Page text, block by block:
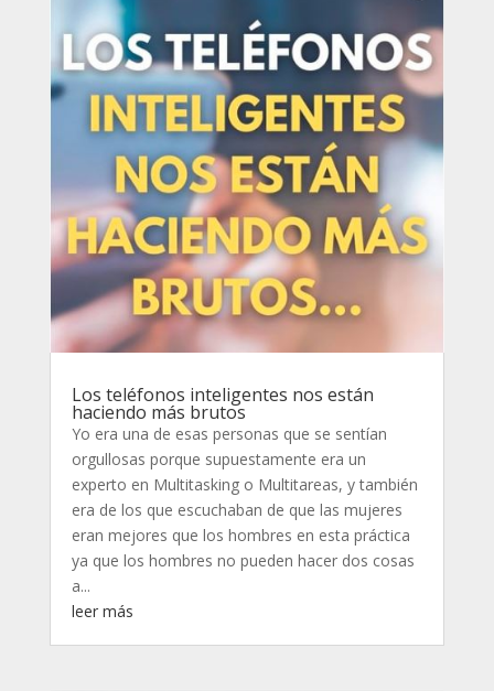
Los teléfonos inteligentes nos están
haciendo más brutos
Yo era una de esas personas que se sentían
orgullosas porque supuestamente era un
experto en Multitasking o Multitareas, y también
era de los que escuchaban de que las mujeres
eran mejores que los hombres en esta práctica
ya que los hombres no pueden hacer dos cosas
a...
leer más